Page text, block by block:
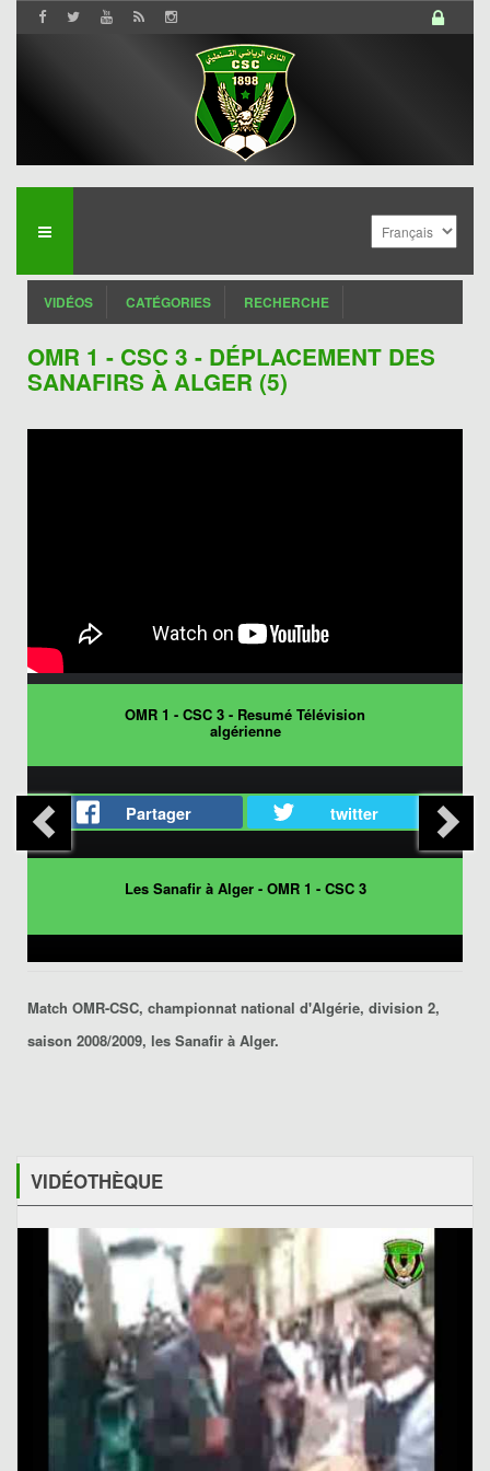
VIDÉOS CATÉGORIES RECHERCHE
OMR 1 - CSC 3 - DÉPLACEMENT DES
SANAFIRS À ALGER (5)
OMR 1 - CSC 3 - Resumé Télévision
algérienne
Partager twitter
Les Sanafir à Alger - OMR 1 - CSC 3
Match OMR-CSC, championnat national d'Algérie, division 2,
saison 2008/2009, les Sanafir à Alger.
VIDÉOTHÈQUE